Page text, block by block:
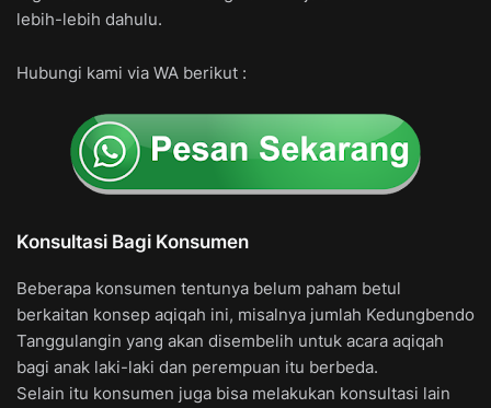
lebih-lebih dahulu.
Hubungi kami via WA berikut :
Konsultasi Bagi Konsumen
Beberapa konsumen tentunya belum paham betul
berkaitan konsep aqiqah ini, misalnya jumlah Kedungbendo
Tanggulangin yang akan disembelih untuk acara aqiqah
bagi anak laki-laki dan perempuan itu berbeda.
Selain itu konsumen juga bisa melakukan konsultasi lain